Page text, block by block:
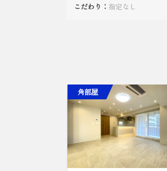
こだわり： 指定なし
角部屋